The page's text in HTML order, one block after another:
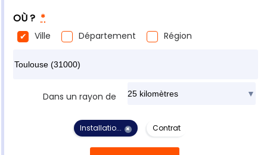
OÙ ? *
Ville Département
Région
Dans un rayon de
Installatio... ✖ Contrat